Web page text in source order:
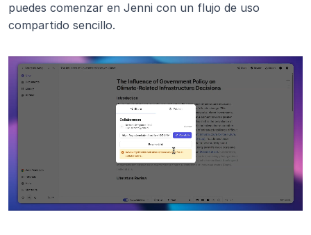
puedes comenzar en Jenni con un flujo de uso
compartido sencillo.